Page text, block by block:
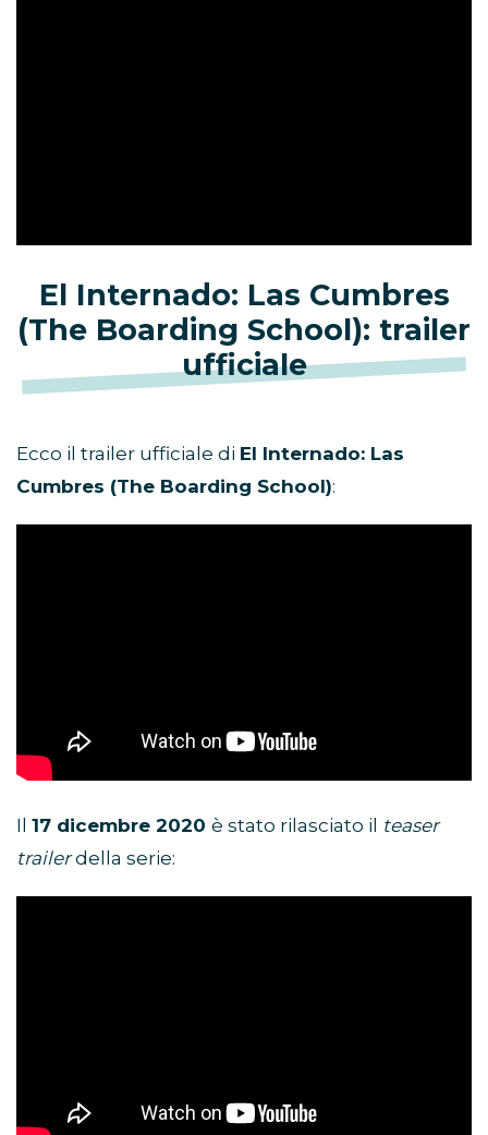
El Internado: Las Cumbres
(The Boarding School): trailer
ufficiale
Ecco il trailer ufficiale di El Internado: Las
Cumbres (The Boarding School):
Il 17 dicembre 2020 è stato rilasciato il teaser
trailerdella serie: